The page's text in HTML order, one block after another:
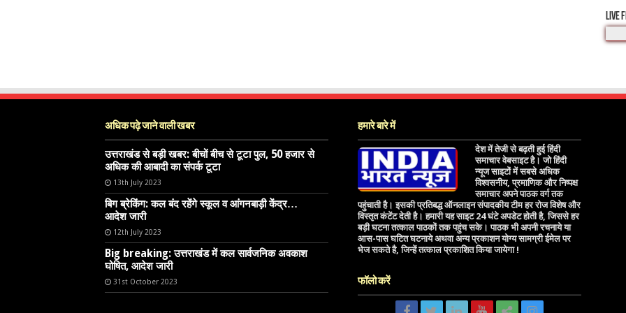
LIVE
अधिक पढ़े जाने वाली खबर
उत्तराखंड से बड़ी खबर: बीचों बीच से टूटा पुल, 50 हजार से
अधिक की आबादी का संपर्क टूटा
13th July 2023
बिग ब्रेकिंग: कल बंद रहेंगे स्कूल व आंगनबाड़ी केंद्र…
आदेश जारी
12th July 2023
Big breaking: उत्तराखंड में कल सार्वजनिक अवकाश
घोषित, आदेश जारी
31st October 2023
हमारे बारे में
देश में तेजी से बढ़ती हुई हिंदी
समाचार वेबसाइट है। जो हिंदी
न्यूज साइटों में सबसे अधिक
विश्वसनीय, प्रमाणिक और निष्पक्ष
समाचार अपने पाठक वर्ग तक
पहुंचाती है। इसकी प्रतिबद्ध ऑनलाइन संपादकीय टीम हर रोज विशेष और
विस्तृत कंटेंट देती है। हमारी यह साइट 24 घंटे अपडेट होती है, जिससे हर
बड़ी घटना तत्काल पाठकों तक पहुंच सके। पाठक भी अपनी रचनाये या
आस-पास घटित घटनाये अथवा अन्य प्रकाशन योग्य सामग्री ईमेल पर
भेज सकते है, जिन्हें तत्काल प्रकाशित किया जायेगा !
फॉलो करें